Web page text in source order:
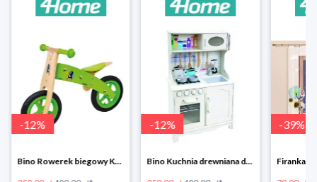
-12%
Bino Rowerek biegowy Krecik
-12%
Bino Kuchnia drewniana dla dzieci Provence
-39%